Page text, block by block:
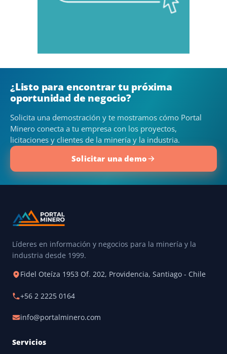
¿Listo para encontrar tu próxima
oportunidad de negocio?
Solicita una demostración y te mostramos cómo Portal
Minero conecta a tu empresa con los proyectos,
licitaciones y clientes de la minería y la industria.
Solicitar una demo
Líderes en información y negocios para la minería y la
industria desde 1999.
Fidel Oteíza 1953 Of. 202, Providencia, Santiago - Chile
+56 2 2225 0164
info@portalminero.com
Servicios